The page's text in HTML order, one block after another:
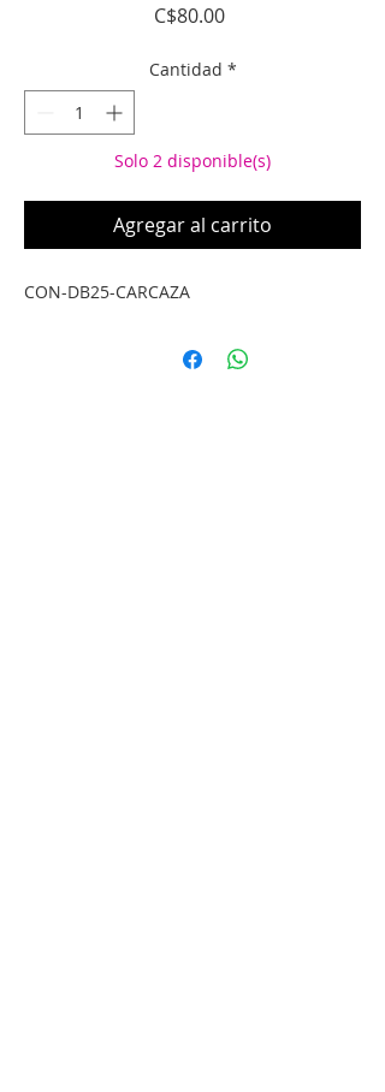
C$80.00Precio
Cantidad *
Solo 2 disponible(s)
Agregar al carrito
CON-DB25-CARCAZA